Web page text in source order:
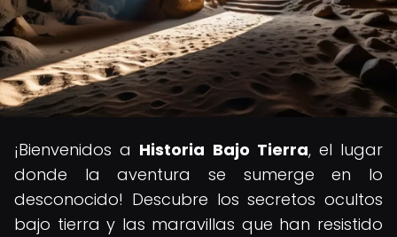
¡Bienvenidos a Historia Bajo Tierra, el lugar
donde la aventura se sumerge en lo
desconocido! Descubre los secretos ocultos
bajo tierra y las maravillas que han resistido